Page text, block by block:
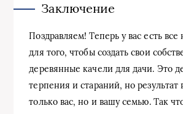
Заключение
Поздравляем! Теперь у вас есть
для того, чтобы создать свои
деревянные качели для дачи. Это
терпения и стараний, но результат
только вас, но и вашу семью. Так